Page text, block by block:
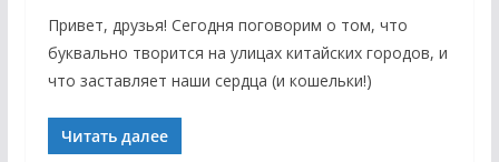
Привет, друзья! Сегодня поговорим о том, что
буквально творится на улицах китайских городов, и
что заставляет наши сердца (и кошельки!)
Читать далее